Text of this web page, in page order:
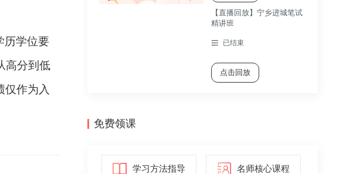
历学位要
高分到低
仅作为入
【直播回放】宁乡进城笔试
精讲班
已结束
点击回放
免费领课
学习方法指导 名师核心课程